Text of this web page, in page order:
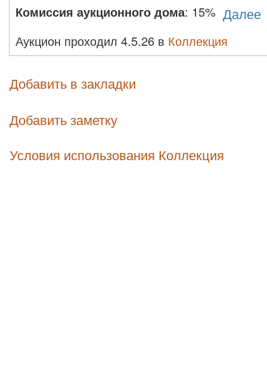
Комиссия аукционного дома: 15% Далее
Аукцион проходил 4.5.26 в Коллекция
Добавить в закладки
Добавить заметку
Условия использования Коллекция